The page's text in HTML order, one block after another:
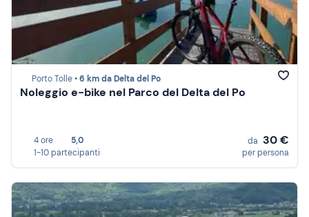
Porto Tolle •6 km da Delta del Po
Noleggio e-bike nel Parco del Delta del Po
4 ore
5,0
1-10 partecipanti
da 30 €
per persona